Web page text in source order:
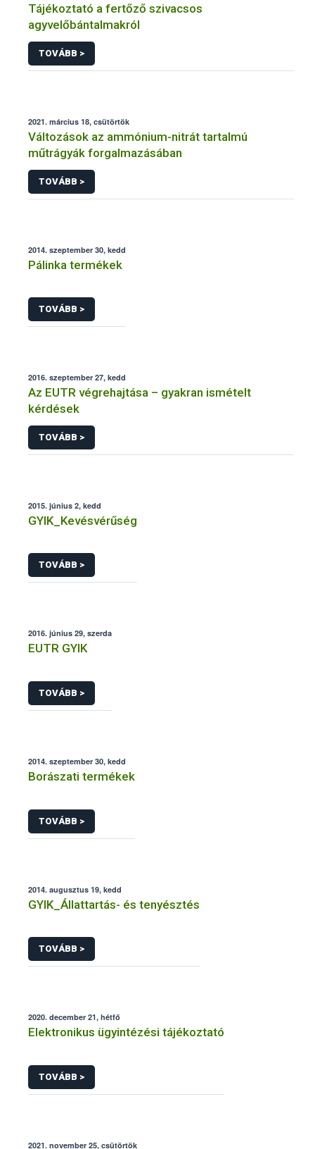
Tájékoztató a fertőző szivacsos
agyvelőbántalmakról
TOVÁBB >
2021. március 18, csütörtök
Változások az ammónium-nitrát tartalmú
műtrágyák forgalmazásában
TOVÁBB >
2014. szeptember 30, kedd
Pálinka termékek
TOVÁBB >
2016. szeptember 27, kedd
Az EUTR végrehajtása – gyakran ismételt
kérdések
TOVÁBB >
2015. június 2, kedd
GYIK_Kevésvérűség
TOVÁBB >
2016. június 29, szerda
EUTR GYIK
TOVÁBB >
2014. szeptember 30, kedd
Borászati termékek
TOVÁBB >
2014. augusztus 19, kedd
GYIK_Állattartás- és tenyésztés
TOVÁBB >
2020. december 21, hétfő
Elektronikus ügyintézési tájékoztató
TOVÁBB >
2021. november 25, csütörtök